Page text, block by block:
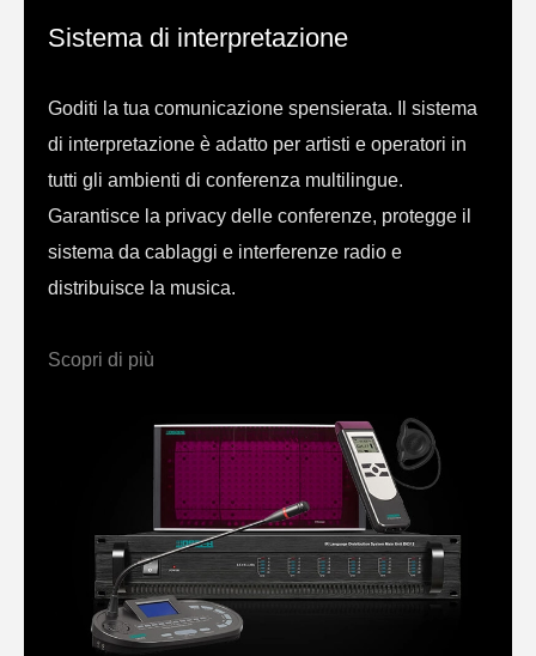
Sistema di interpretazione
Goditi la tua comunicazione spensierata. Il sistema
di interpretazione è adatto per artisti e operatori in
tutti gli ambienti di conferenza multilingue.
Garantisce la privacy delle conferenze, protegge il
sistema da cablaggi e interferenze radio e
distribuisce la musica.
Scopri di più